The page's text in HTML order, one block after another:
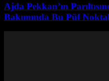
Ajda Pekkan’ın
Bakımında Bu Püf